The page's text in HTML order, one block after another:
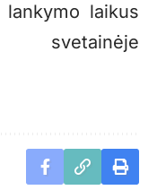
laikus
svetainėje